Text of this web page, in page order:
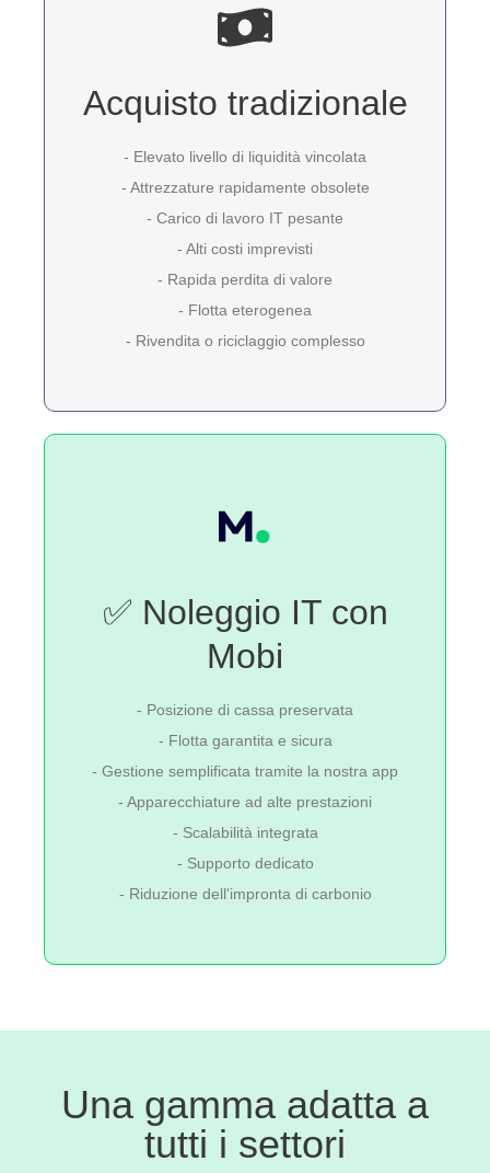
Acquisto tradizionale
- Elevato livello di liquidità vincolata
- Attrezzature rapidamente obsolete
- Carico di lavoro IT pesante
- Alti costi imprevisti
- Rapida perdita di valore
- Flotta eterogenea
- Rivendita o riciclaggio complesso
✅ Noleggio IT con
Mobi
- Posizione di cassa preservata
- Flotta garantita e sicura
- Gestione semplificata tramite la nostra app
- Apparecchiature ad alte prestazioni
- Scalabilità integrata
- Supporto dedicato
- Riduzione dell'impronta di carbonio
Una gamma adatta a
tutti i settori